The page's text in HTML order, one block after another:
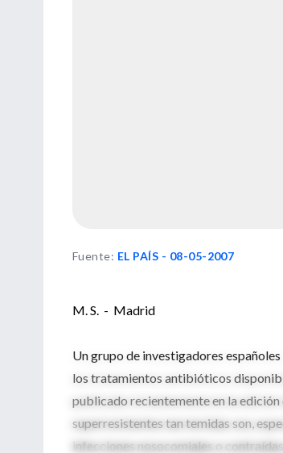
Fuente: EL PAÍS - 08-05-2007
M. S. - Madrid
Un grupo de investigadores
los tratamientos antibióticos
publicado recientemente en la
superresistentes tan temidas son,
infecciones nosocomiales o